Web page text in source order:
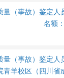
量（事故）鉴定人
名额
量（事故）鉴定人